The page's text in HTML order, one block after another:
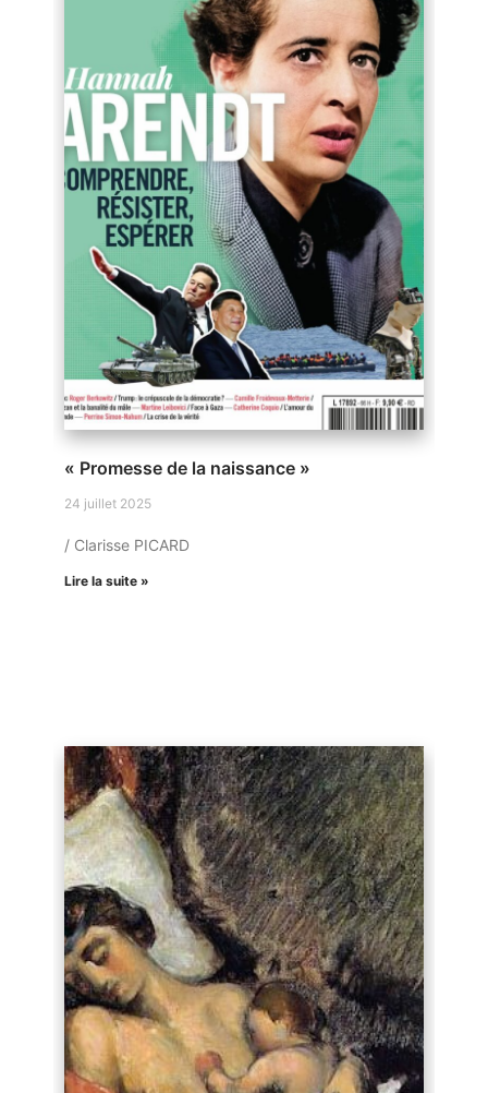
« Promesse de la naissance »
24 juillet 2025
/ Clarisse PICARD
Lire la suite »